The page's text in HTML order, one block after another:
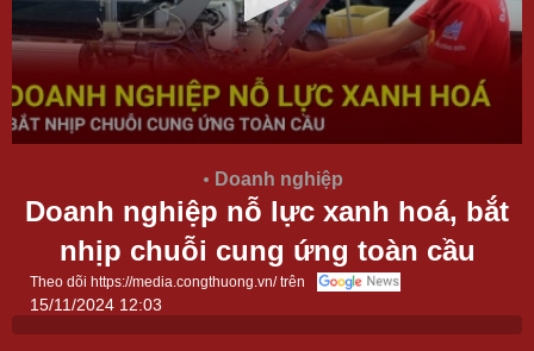
Doanh nghiệp
Doanh nghiệp nỗ lực xanh hoá, bắt
nhịp chuỗi cung ứng toàn cầu
Theo dõi https://media.congthuong.vn/ trên
15/11/2024 12:03